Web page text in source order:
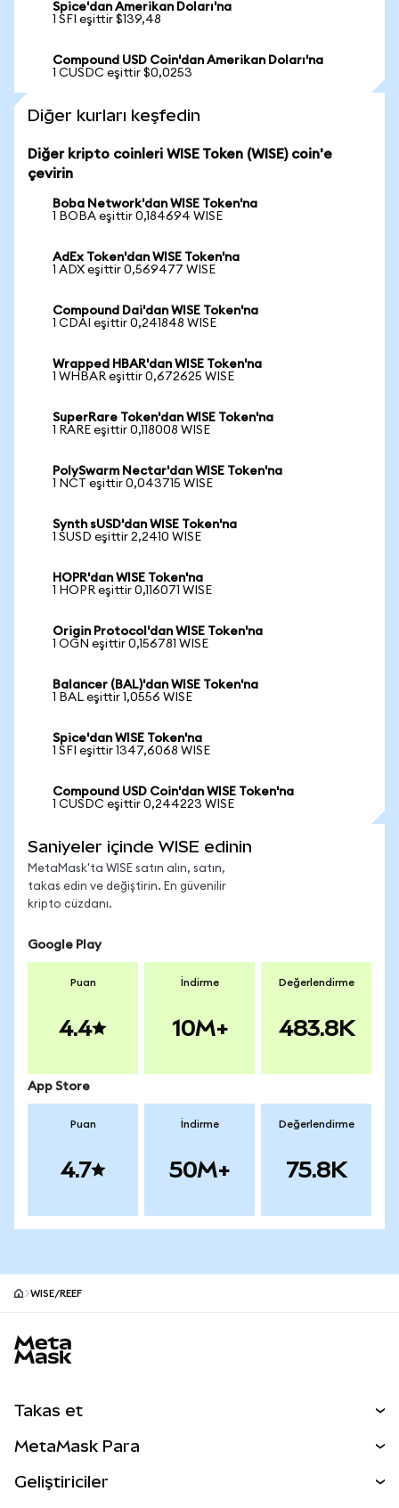
Spice'dan Amerikan Doları'na
1 SFI eşittir $139,48
Compound USD Coin'dan Amerikan Doları'na
1 CUSDC eşittir $0,0253
Diğer kurları keşfedin
Diğer kripto coinleri WISE Token (WISE) coin'e
çevirin
Boba Network'dan WISE Token'na
1 BOBA eşittir 0,184694 WISE
AdEx Token'dan WISE Token'na
1 ADX eşittir 0,569477 WISE
Compound Dai'dan WISE Token'na
1 CDAI eşittir 0,241848 WISE
Wrapped HBAR'dan WISE Token'na
1 WHBAR eşittir 0,672625 WISE
SuperRare Token'dan WISE Token'na
1 RARE eşittir 0,118008 WISE
PolySwarm Nectar'dan WISE Token'na
1 NCT eşittir 0,043715 WISE
Synth sUSD'dan WISE Token'na
1 SUSD eşittir 2,2410 WISE
HOPR'dan WISE Token'na
1 HOPR eşittir 0,116071 WISE
Origin Protocol'dan WISE Token'na
1 OGN eşittir 0,156781 WISE
Balancer (BAL)'dan WISE Token'na
1 BAL eşittir 1,0556 WISE
Spice'dan WISE Token'na
1 SFI eşittir 1347,6068 WISE
Compound USD Coin'dan WISE Token'na
1 CUSDC eşittir 0,244223 WISE
Saniyeler içinde WISE edinin
MetaMask'ta WISE satın alın, satın,
takas edin ve değiştirin. En güvenilir
kripto cüzdanı.
Google Play
Puan
4.4
İndirme
10M+
Değerlendirme
483.8K
App Store
Puan
4.7
İndirme
50M+
Değerlendirme
75.8K
WISE/REEF
Takas et
Perps
MetaMask Para
Geliştiriciler